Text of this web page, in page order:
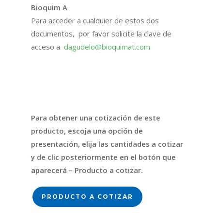
Bioquim A
Para acceder a cualquier de estos dos
documentos, por favor solicite la clave de
acceso a dagudelo@bioquimat.com
Para obtener una cotización de este
producto, escoja una opción de
presentación, elija las cantidades a cotizar
y de clic posteriormente en el botón que
aparecerá – Producto a cotizar.
PRODUCTO A COTIZAR